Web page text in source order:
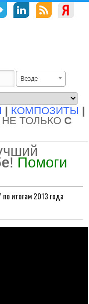
Везде
| КОМПОЗИТЫ |
НЕ ТОЛЬКО С
! Помоги
итогам 2013 года